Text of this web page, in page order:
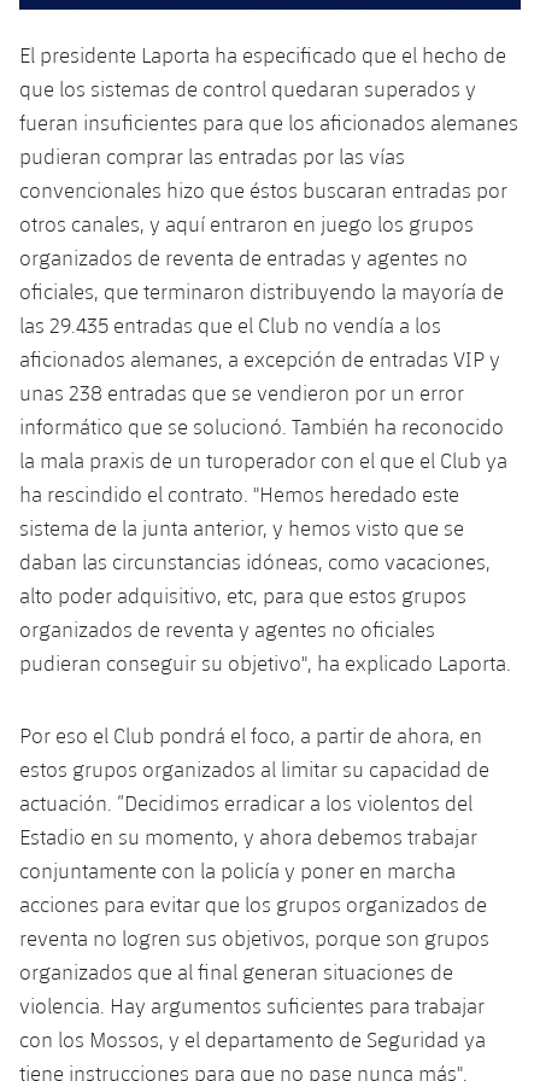
El presidente Laporta ha especificado que el hecho de
que los sistemas de control quedaran superados y
fueran insuficientes para que los aficionados alemanes
pudieran comprar las entradas por las vías
convencionales hizo que éstos buscaran entradas por
otros canales, y aquí entraron en juego los grupos
organizados de reventa de entradas y agentes no
oficiales, que terminaron distribuyendo la mayoría de
las 29.435 entradas que el Club no vendía a los
aficionados alemanes, a excepción de entradas VIP y
unas 238 entradas que se vendieron por un error
informático que se solucionó. También ha reconocido
la mala praxis de un turoperador con el que el Club ya
ha rescindido el contrato. "Hemos heredado este
sistema de la junta anterior, y hemos visto que se
daban las circunstancias idóneas, como vacaciones,
alto poder adquisitivo, etc, para que estos grupos
organizados de reventa y agentes no oficiales
pudieran conseguir su objetivo", ha explicado Laporta.
Por eso el Club pondrá el foco, a partir de ahora, en
estos grupos organizados al limitar su capacidad de
actuación. “Decidimos erradicar a los violentos del
Estadio en su momento, y ahora debemos trabajar
conjuntamente con la policía y poner en marcha
acciones para evitar que los grupos organizados de
reventa no logren sus objetivos, porque son grupos
organizados que al final generan situaciones de
violencia. Hay argumentos suficientes para trabajar
con los Mossos, y el departamento de Seguridad ya
tiene instrucciones para que no pase nunca más".